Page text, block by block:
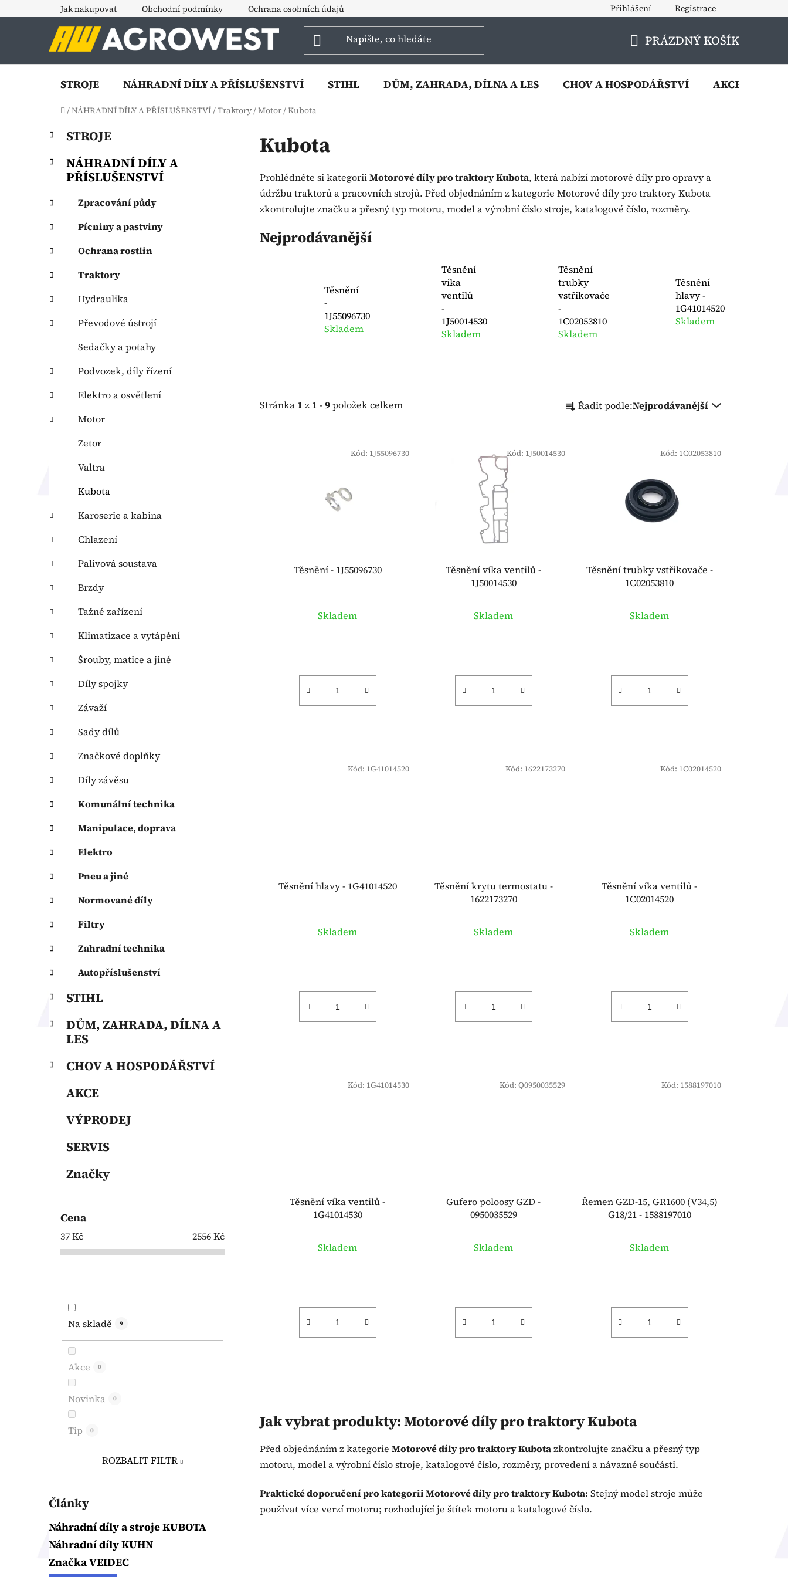
na
Jak nakupovat Obchodní podmínky Ochrana osobních údajů Přihlášení Registrace
KOŠÍK
PRÁZDNÝ KOŠÍK
STROJE NÁHRADNÍ DÍLY A PŘÍSLUŠENSTVÍ STIHL DŮM, ZAHRADA, DÍLNA A LES CHOV A HOSPODÁŘSTVÍ AKCE
Domů
/NÁHRADNÍ DÍLY A PŘÍSLUŠENSTVÍ/Traktory/Motor/Kubota
P
s
a
n
n
í
a
n
l
kategorie
K
a
t
e
r
e
STROJE
NÁHRADNÍ DÍLY A
PŘÍSLUŠENSTVÍ
Zpracování půdy
Pícniny a pastviny
Ochrana rostlin
Traktory
Hydraulika
Převodové ústrojí
Sedačky a potahy
Podvozek, díly řízení
Elektro a osvětlení
Motor
Zetor
Valtra
Kubota
Karoserie a kabina
Chlazení
Palivová soustava
Brzdy
Tažné zařízení
Klimatizace a vytápění
Šrouby, matice a jiné
Díly spojky
Závaží
Sady dílů
Značkové doplňky
Díly závěsu
Komunální technika
Manipulace, doprava
Elektro
Pneu a jiné
Normované díly
Filtry
Zahradní technika
Autopříslušenství
STIHL
DŮM, ZAHRADA, DÍLNA A
LES
CHOV A HOSPODÁŘSTVÍ
AKCE
VÝPRODEJ
SERVIS
Značky
Cena
37Kč 2556Kč
Na skladě 9
Akce 0
Novinka 0
Tip 0
ROZBALIT FILTR
Články
Náhradní díly a stroje KUBOTA
Náhradní díly KUHN
Značka VEIDEC
Kubota
Prohlédněte si kategoriiMotorové díly pro traktory Kubota, která nabízí motorové díly pro opravy a
údržbu traktorů a pracovních strojů. Před objednáním z kategorie Motorové díly pro traktory Kubota
zkontrolujte značku a přesný typ motoru, model a výrobní číslo stroje, katalogové číslo, rozměry.
Nejprodávanější
Těsnění
-
1J55096730
Skladem
Těsnění
víka
ventilů
-
1J50014530
Skladem
Těsnění
trubky
vstřikovače
-
1C02053810
Skladem
Těsnění
hlavy -
1G41014520
Skladem
Stránka 1 z 1 -9položek celkem a
n
Řadit podle:Nejprodávanější
Těsnění - 1J55096730
Skladem
Kód: 1J55096730
Těsnění víka ventilů -
1J50014530
Skladem
Kód: 1J50014530
Těsnění trubky vstřikovače -
1C02053810
Skladem
Kód: 1C02053810
Těsnění hlavy - 1G41014520
Skladem
Kód: 1G41014520
Těsnění krytu termostatu -
1622173270
Skladem
Kód: 1622173270
Těsnění víka ventilů -
1C02014520
Skladem
Kód: 1C02014520
Těsnění víka ventilů -
1G41014530
Skladem
Kód: 1G41014530
Gufero poloosy GZD -
0950035529
Skladem
Kód: Q0950035529
Řemen GZD-15, GR1600 (V34,5)
G18/21 - 1588197010
Skladem
Kód: 1588197010
l
d
a
í
p
r
Jak vybrat produkty: Motorové díly pro traktory Kubota
Před objednáním z kategorie Motorové díly pro traktory Kubotazkontrolujte značku a přesný typ
motoru, model a výrobní číslo stroje, katalogové číslo, rozměry, provedení a návazné součásti.
Praktické doporučení pro kategorii Motorové díly pro traktory Kubota: Stejný model stroje může
používat více verzí motoru; rozhodující je štítek motoru a katalogové číslo.